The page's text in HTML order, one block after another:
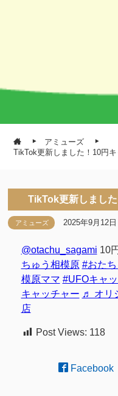
アミューズ
TikTok更新しました！10円
TikTok更新しまし
アミューズ 2025年9月12日
@otachu_sagami 10
ちゅう相模原 #おたち
模原ママ #UFOキャ
キャッチャー ♬ オリ
店
Post Views: 118
Facebook